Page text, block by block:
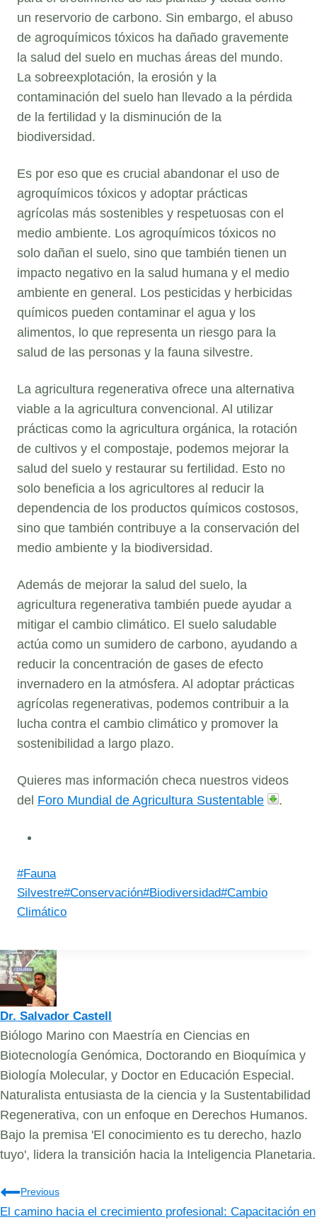
un reservorio de carbono. Sin embargo, el abuso
de agroquímicos tóxicos ha dañado gravemente
la salud del suelo en muchas áreas del mundo.
La sobreexplotación, la erosión y la
contaminación del suelo han llevado a la pérdida
de la fertilidad y la disminución de la
biodiversidad.
Es por eso que es crucial abandonar el uso de
agroquímicos tóxicos y adoptar prácticas
agrícolas más sostenibles y respetuosas con el
medio ambiente. Los agroquímicos tóxicos no
solo dañan el suelo, sino que también tienen un
impacto negativo en la salud humana y el medio
ambiente en general. Los pesticidas y herbicidas
químicos pueden contaminar el agua y los
alimentos, lo que representa un riesgo para la
salud de las personas y la fauna silvestre.
La agricultura regenerativa ofrece una alternativa
viable a la agricultura convencional. Al utilizar
prácticas como la agricultura orgánica, la rotación
de cultivos y el compostaje, podemos mejorar la
salud del suelo y restaurar su fertilidad. Esto no
solo beneficia a los agricultores al reducir la
dependencia de los productos químicos costosos,
sino que también contribuye a la conservación del
medio ambiente y la biodiversidad.
Además de mejorar la salud del suelo, la
agricultura regenerativa también puede ayudar a
mitigar el cambio climático. El suelo saludable
actúa como un sumidero de carbono, ayudando a
reducir la concentración de gases de efecto
invernadero en la atmósfera. Al adoptar prácticas
agrícolas regenerativas, podemos contribuir a la
lucha contra el cambio climático y promover la
sostenibilidad a largo plazo.
Quieres mas información checa nuestros videos
del Foro Mundial de Agricultura Sustentable .
Post
Tags:
#Fauna
Silvestre#Conservación#Biodiversidad#Cambio
Climático
Dr. Salvador Castell
Biólogo Marino con Maestría en Ciencias en
Biotecnología Genómica, Doctorando en Bioquímica y
Biología Molecular, y Doctor en Educación Especial.
Naturalista entusiasta de la ciencia y la Sustentabilidad
Regenerativa, con un enfoque en Derechos Humanos.
Bajo la premisa 'El conocimiento es tu derecho, hazlo
tuyo', lidera la transición hacia la Inteligencia Planetaria.
Navegación
Previous
El camino hacia el crecimiento profesional: Capacitación en